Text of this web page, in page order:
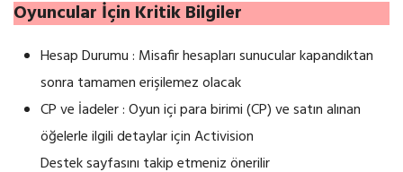
Oyuncular İçin Kritik Bilgiler
Hesap Durumu : Misafir hesapları sunucular kapandıktan
sonra tamamen erişilemez olacak
CP ve İadeler : Oyun içi para birimi (CP) ve satın alınan
öğelerle ilgili detaylar için Activision
Destek sayfasını takip etmeniz önerilir